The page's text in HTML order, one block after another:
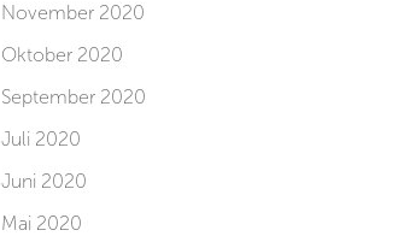
November 2020
Oktober 2020
September 2020
Juli 2020
Juni 2020
Mai 2020